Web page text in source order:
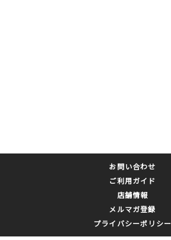
お問い合わせ
ご利用ガイド
店舗情報
メルマガ登録
プライバシーポリシー